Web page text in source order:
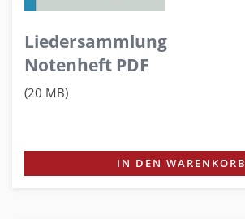
Liedersammlung
Notenheft PDF
(20 MB)
IN DEN WARENKORB